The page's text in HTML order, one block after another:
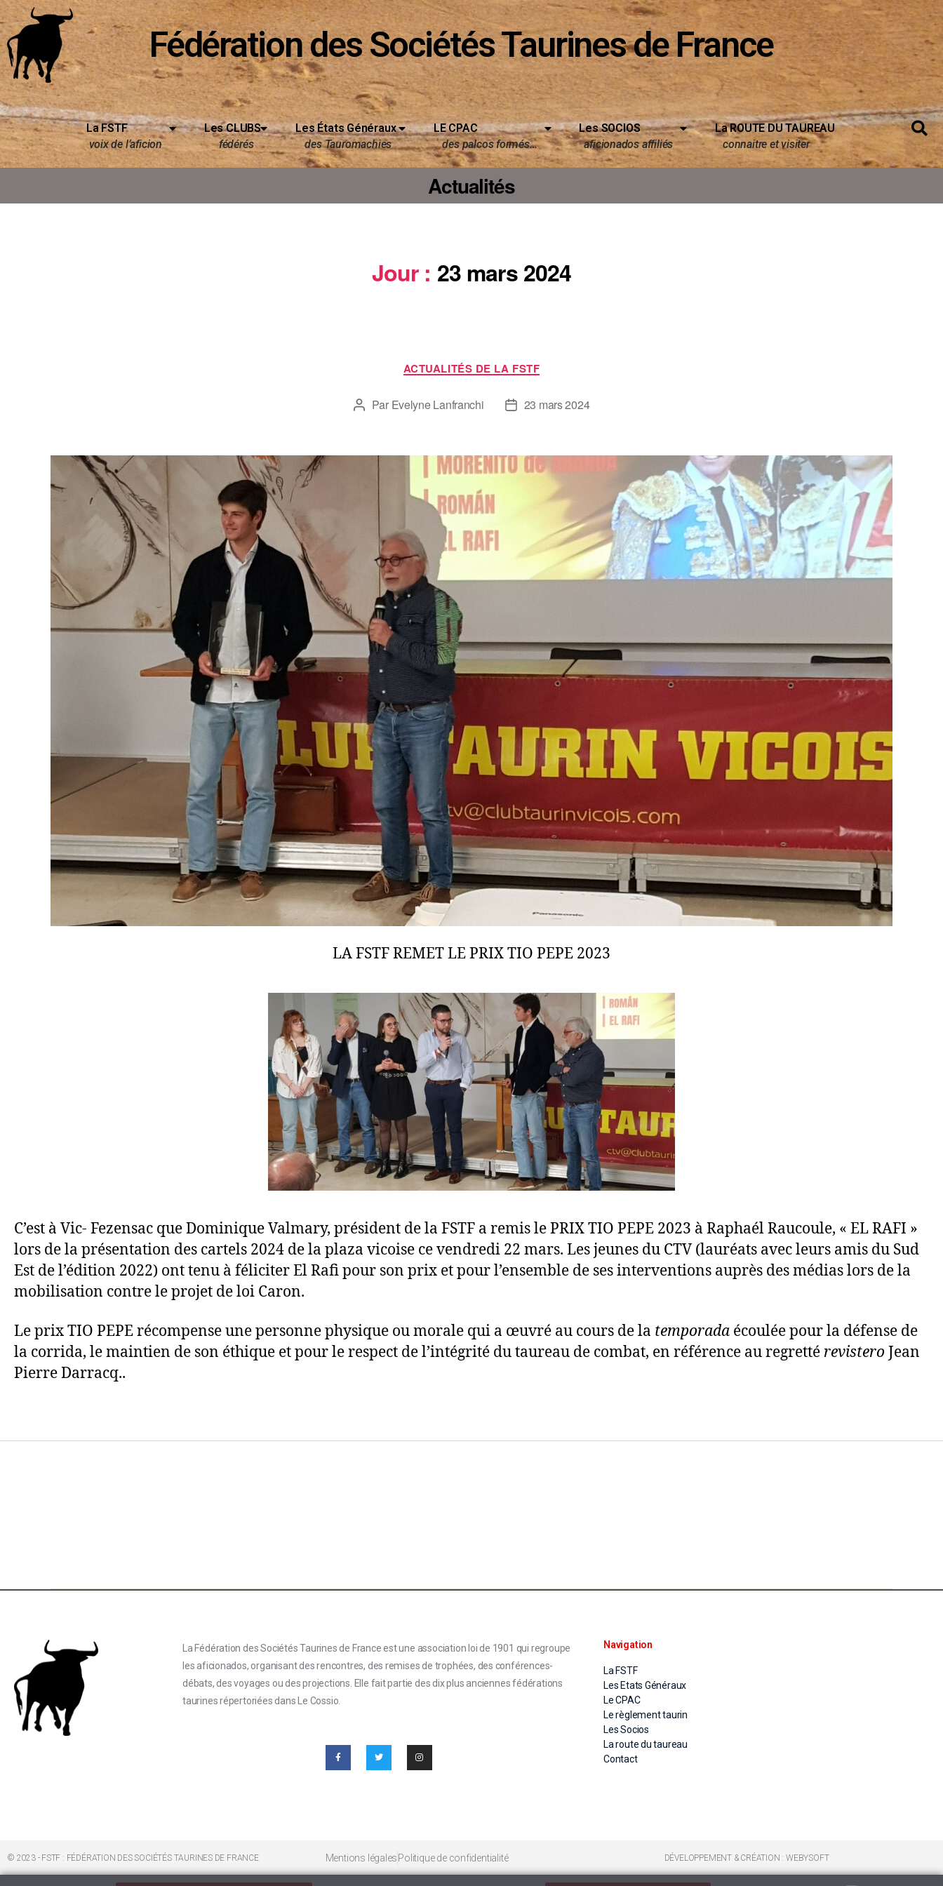
Fédération des Sociétés Taurines de France
La FSTF
voix de l’aficion
Les CLUBS
fédérés
Les États Généraux
des Tauromachies
LE CPAC
des palcos formés…
Les SOCIOS
aficionados affiliés
La ROUTE DU TAUREAU
connaitre et visiter
Actualités
Jour : 23 mars 2024
ACTUALITÉS DE LA FSTF
Par Evelyne Lanfranchi 23 mars 2024
LA FSTF REMET LE PRIX TIO PEPE 2023
C’est à Vic- Fezensac que Dominique Valmary, président de la FSTF a remis le PRIX TIO PEPE 2023 à Raphaél Raucoule, « EL RAFI »
lors de la présentation des cartels 2024 de la plaza vicoise ce vendredi 22 mars. Les jeunes du CTV (lauréats avec leurs amis du Sud
Est de l’édition 2022) ont tenu à féliciter El Rafi pour son prix et pour l’ensemble de ses interventions auprès des médias lors de la
mobilisation contre le projet de loi Caron.
Le prix TIO PEPE récompense une personne physique ou morale qui a œuvré au cours de la temporada écoulée pour la défense de
la corrida, le maintien de son éthique et pour le respect de l’intégrité du taureau de combat, en référence au regretté revisteroJean
Pierre Darracq..
La Fédération des Sociétés Taurines de France est une association loi de 1901 qui regroupe
les aficionados, organisant des rencontres, des remises de trophées, des conférences-
débats, des voyages ou des projections. Elle fait partie des dix plus anciennes fédérations
taurines répertoriées dans Le Cossio.
Navigation
La FSTF
Les Etats Généraux
Le CPAC
Le règlement taurin
Les Socios
La route du taureau
Contact
© 2023 - FSTF : FÉDÉRATION DES SOCIÉTÉS TAURINES DE FRANCE Mentions légales Politique de confidentialité DÉVELOPPEMENT & CRÉATION : WEBYSOFT